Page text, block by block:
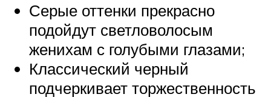
Серые оттенки прекрасно
подойдут светловолосым
женихам с голубыми глазами;
Классический черный
подчеркивает торжественность